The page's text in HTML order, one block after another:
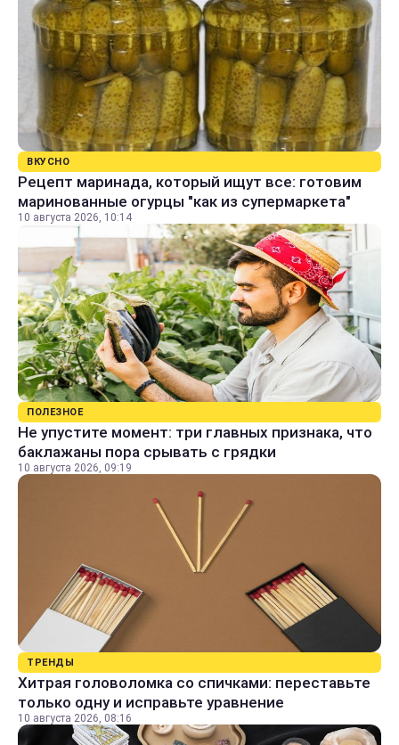
ВКУСНО
Рецепт маринада, который ищут все: готовим
маринованные огурцы "как из супермаркета"
10 августа 2026, 10:14
ПОЛЕЗНОЕ
Не упустите момент: три главных признака, что
баклажаны пора срывать с грядки
10 августа 2026, 09:19
ТРЕНДЫ
Хитрая головоломка со спичками: переставьте
только одну и исправьте уравнение
10 августа 2026, 08:16